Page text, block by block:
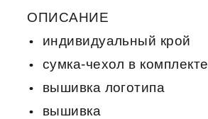
ОПИСАНИЕ
индивидуальный крой
сумка-чехол в комплекте
вышивка логотипа
вышивка